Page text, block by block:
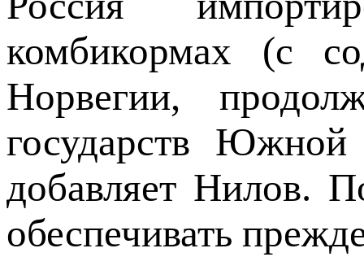
комбикормах (с
Норвегии,
государств
добавляет Нилов.
обеспечивать